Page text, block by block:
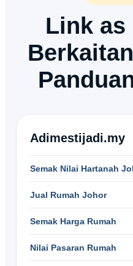
Link as
Adimestijadi.my
Semak Nilai Hartanah
Jual Rumah Johor
Semak Harga Rumah
Nilai Pasaran Rumah